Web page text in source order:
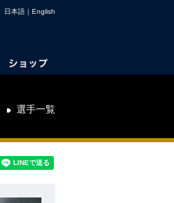
日本語 ｜ English
選手一覧